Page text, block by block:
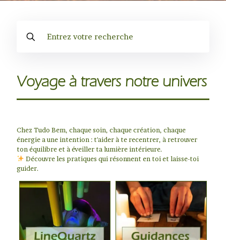
Voyage à travers notre univers
Chez Tudo Bem, chaque soin, chaque création, chaque
énergie a une intention : t'aider à te recentrer, à retrouver
ton équilibre et à éveiller ta lumière intérieure.
Découvre les pratiques qui résonnent en toi et laisse-toi
guider.